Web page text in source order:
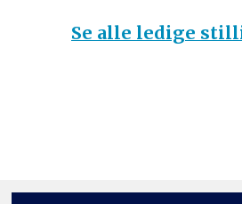
Se alle ledige